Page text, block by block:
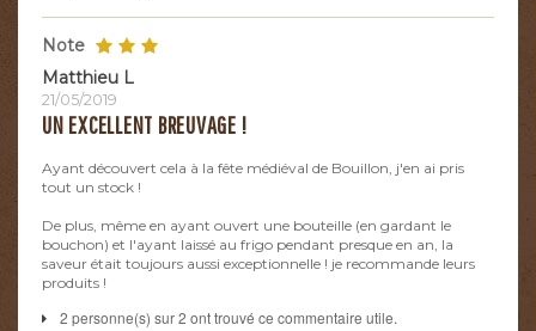
Note
Matthieu L
21/05/2019
UN EXCELLENT BREUVAGE !
Ayant découvert cela à la fête médiéval de Bouillon, j'en ai pris
tout un stock !
De plus, même en ayant ouvert une bouteille (en gardant le
bouchon) et l'ayant laissé au frigo pendant presque en an, la
saveur était toujours aussi exceptionnelle ! je recommande leurs
produits !
2 personne(s) sur 2 ont trouvé ce commentaire utile.